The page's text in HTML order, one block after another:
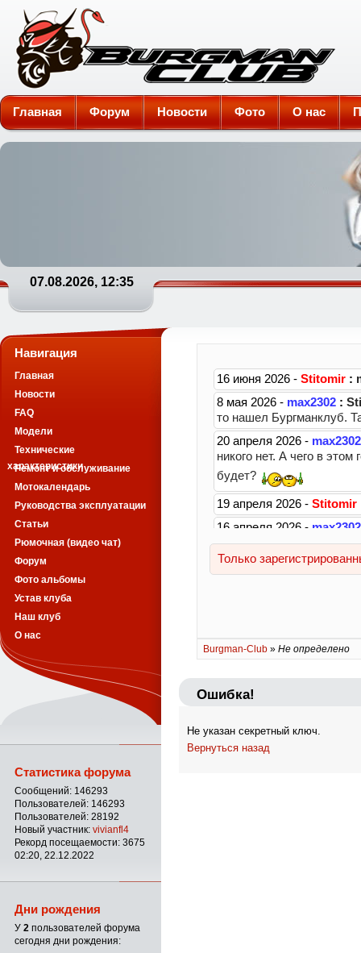
Burgman-Club
Главная Форум Новости Фото О нас
07.08.2026, 12:35
Burgman-Club » Не определено
Ошибка!
Не указан секретный ключ.
Вернуться назад
Навигация
Главная
Новости
FAQ
Модели
Технические
характеристики
Ремонт и обслуживание
Мотокалендарь
Руководства эксплуатации
Статьи
Рюмочная (видео чат)
Форум
Фото альбомы
Устав клуба
Наш клуб
О нас
Статистика форума
Сообщений: 146293
Пользователей: 146293
Пользователей: 28192
Новый участник: vivianfl4
Рекорд посещаемости: 3675
02:20, 22.12.2022
Дни рождения
У 2 пользователей форума
сегодня дни рождения: